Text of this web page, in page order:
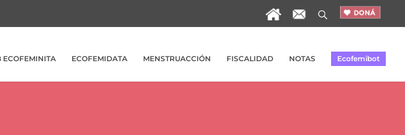
ECOFEMINITA ECOFEMIDATA MENSTRUACCIÓN FISCALIDAD NOTAS Ecofemibot